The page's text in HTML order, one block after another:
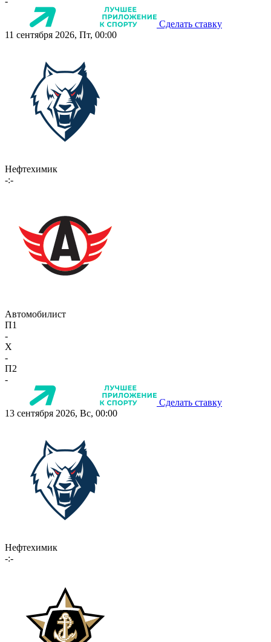
Сделать ставку
11 сентября 2026, Пт, 00:00
Нефтехимик
-:-
Автомобилист
П1
-
X
-
П2
-
Сделать ставку
13 сентября 2026, Вс, 00:00
Нефтехимик
-:-